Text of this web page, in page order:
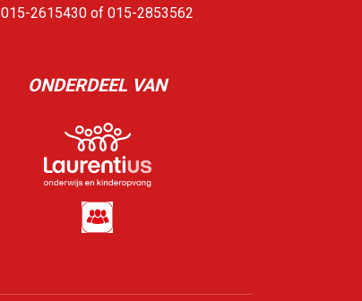
015-2615430 of 015-2853562
ONDERDEEL VAN